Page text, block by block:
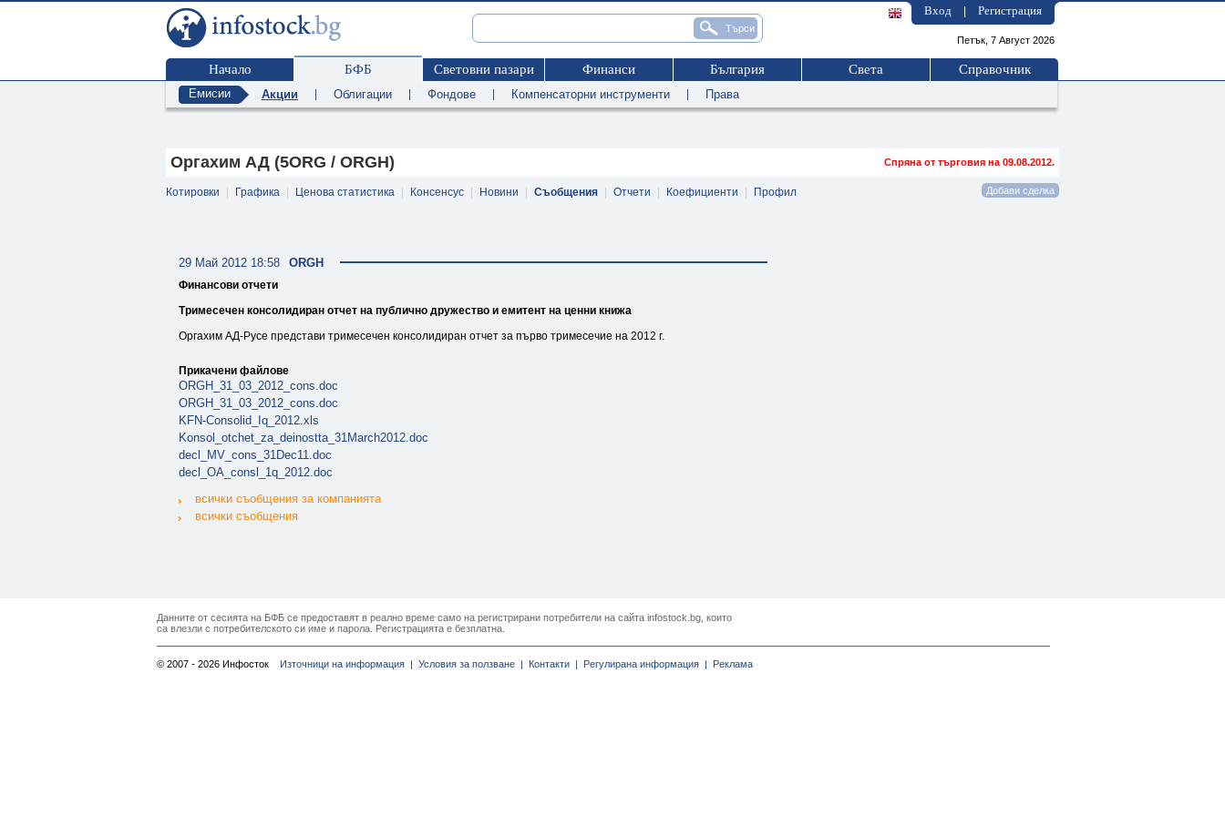
Вход Регистрация
Петък, 7 Август 2026
Начало БФБ Световни пазари Финанси България Света Справочник
Емисии Акции Облигации Фондове Компенсаторни инструменти Права
Спряна от търговия на 09.08.2012.
Оргахим АД (5ORG / ORGH)
Котировки Графика Ценова статистика Консенсус Новини Съобщения Отчети Коефициенти Профил
ORGH
29 Май 2012 18:58
Финансови отчети
Тримесечен консолидиран отчет на публично дружество и емитент на ценни книжа
Оргахим АД-Русе представи тримесечен консолидиран отчет за първо тримесечие на 2012 г.
Прикачени файлове
ORGH_31_03_2012_cons.doc
ORGH_31_03_2012_cons.doc
KFN-Consolid_Iq_2012.xls
Konsol_otchet_za_deinostta_31March2012.doc
decl_MV_cons_31Dec11.doc
decl_OA_consl_1q_2012.doc
всички съобщения за компанията
всички съобщения
Данните от сесията на БФБ се предоставят в реално време само на регистрирани потребители на сайта infostock.bg, които
са влезли с потребителското си име и парола. Регистрацията е безплатна.
© 2007 - 2026 Инфосток Източници на информация | Условия за ползване | Контакти | Регулирана информация | Реклама